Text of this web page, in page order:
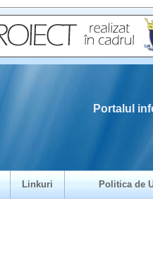
Portalul
Linkuri Politica de